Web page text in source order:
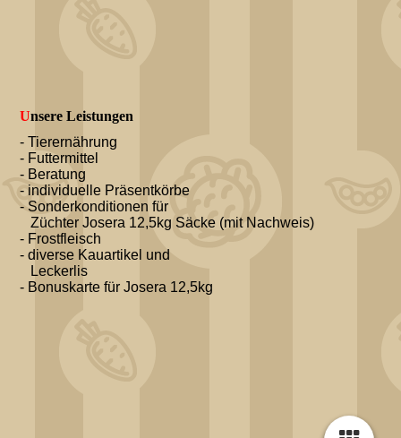
Unsere Leistungen
- Tierernährung
- Futtermittel
- Beratung
- individuelle Präsentkörbe
- Sonderkonditionen für
Züchter Josera 12,5kg Säcke (mit Nachweis)
- Frostfleisch
- diverse Kauartikel und
Leckerlis
- Bonuskarte für Josera 12,5kg